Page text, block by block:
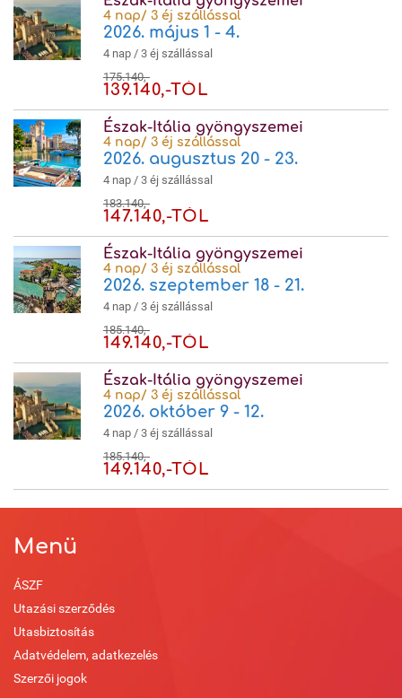
4 nap/ 3 éj szállással
2026. május 1 - 4.
4 nap / 3 éj szállással
175.140,-
139.140,-TÓL
Észak-Itália gyöngyszemei
4 nap/ 3 éj szállással
2026. augusztus 20 - 23.
4 nap / 3 éj szállással
183.140,-
147.140,-TÓL
Észak-Itália gyöngyszemei
4 nap/ 3 éj szállással
2026. szeptember 18 - 21.
4 nap / 3 éj szállással
185.140,-
149.140,-TÓL
Észak-Itália gyöngyszemei
4 nap/ 3 éj szállással
2026. október 9 - 12.
4 nap / 3 éj szállással
185.140,-
149.140,-TÓL
Menü
ÁSZF
Utazási szerződés
Utasbiztosítás
Adatvédelem, adatkezelés
Szerzői jogok